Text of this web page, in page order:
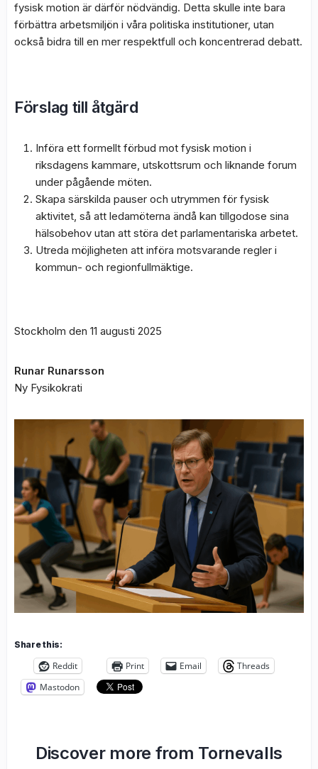
fysisk motion är därför nödvändig. Detta skulle inte bara
förbättra arbetsmiljön i våra politiska institutioner, utan
också bidra till en mer respektfull och koncentrerad debatt.
Förslag till åtgärd
Införa ett formellt förbud mot fysisk motion i
riksdagens kammare, utskottsrum och liknande forum
under pågående möten.
Skapa särskilda pauser och utrymmen för fysisk
aktivitet, så att ledamöterna ändå kan tillgodose sina
hälsobehov utan att störa det parlamentariska arbetet.
Utreda möjligheten att införa motsvarande regler i
kommun- och regionfullmäktige.
Stockholm den 11 augusti 2025
Runar Runarsson
Ny Fysikokrati
Share this:
Reddit Print Email
Threads
Mastodon
Discover more from Tornevalls